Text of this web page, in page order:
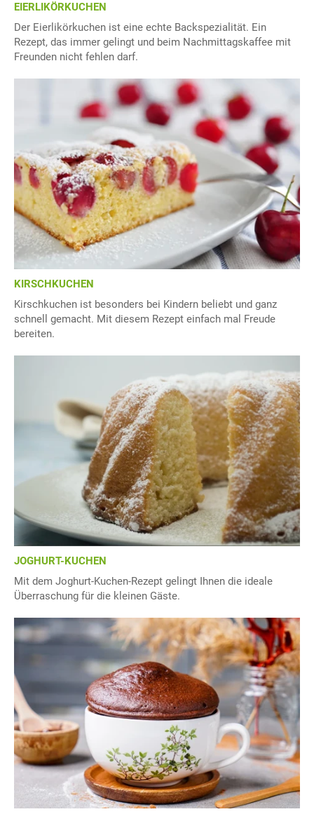
EIERLIKÖRKUCHEN
Der Eierlikörkuchen ist eine echte Backspezialität. Ein
Rezept, das immer gelingt und beim Nachmittagskaffee mit
Freunden nicht fehlen darf.
KIRSCHKUCHEN
Kirschkuchen ist besonders bei Kindern beliebt und ganz
schnell gemacht. Mit diesem Rezept einfach mal Freude
bereiten.
JOGHURT-KUCHEN
Mit dem Joghurt-Kuchen-Rezept gelingt Ihnen die ideale
Überraschung für die kleinen Gäste.